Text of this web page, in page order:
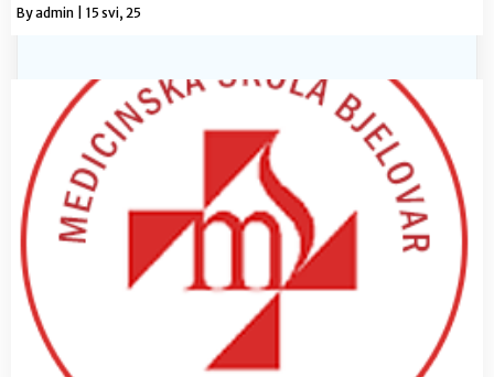
Byadmin 15 svi, 25